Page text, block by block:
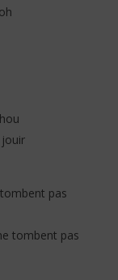
jouir
pas
tombent pas